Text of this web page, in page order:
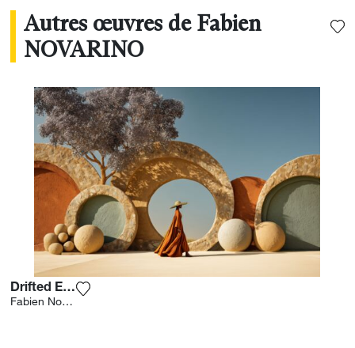
Autres œuvres de Fabien
NOVARINO
Drifted Earth
Fabien Novarino